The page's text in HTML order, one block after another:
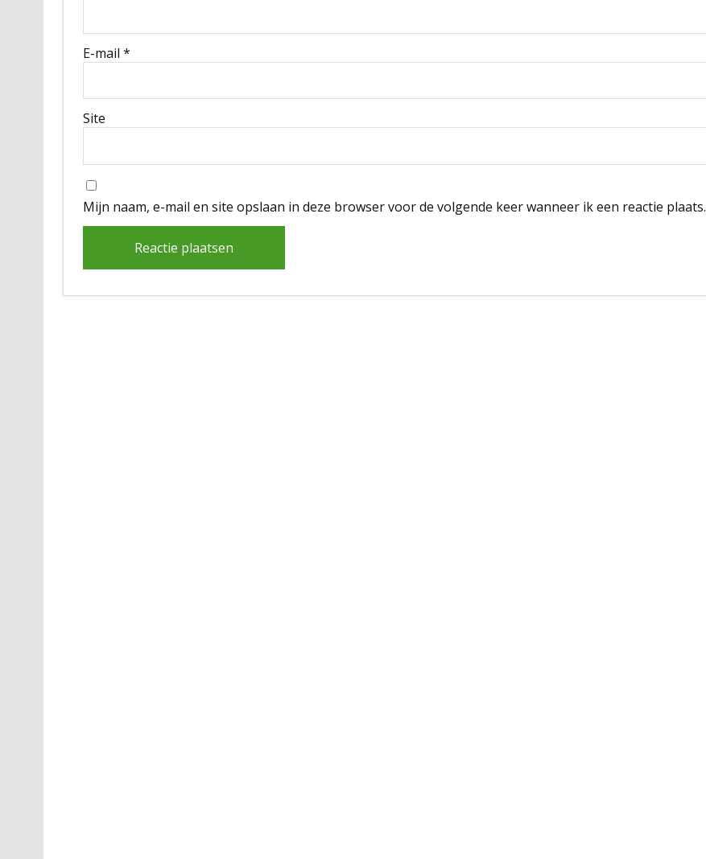
E-mail *
Site
Mijn naam, e-mail en site opslaan in deze browser voor de volgende keer wanneer ik een reactie plaats.
Alternative: